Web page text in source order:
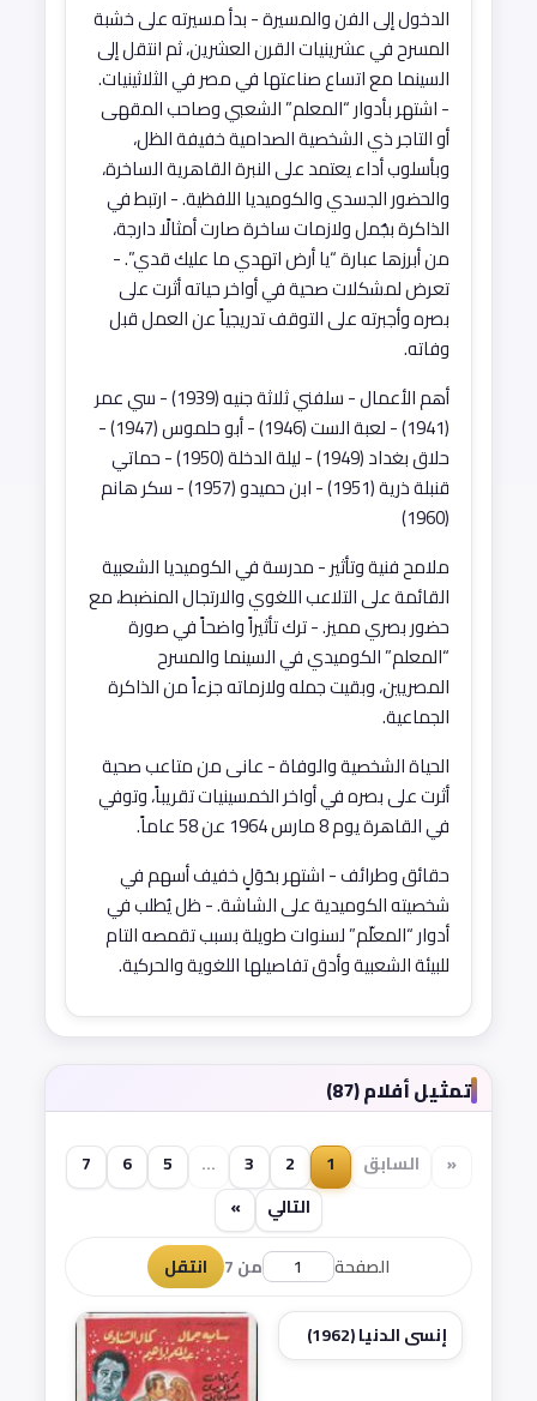
الدخول إلى الفن والمسيرة - بدأ مسيرته على خشبة
المسرح في عشرينيات القرن العشرين، ثم انتقل إلى
السينما مع اتساع صناعتها في مصر في الثلاثينيات.
- اشتهر بأدوار “المعلم” الشعبي وصاحب المقهى
أو التاجر ذي الشخصية الصدامية خفيفة الظل،
وبأسلوب أداء يعتمد على النبرة القاهرية الساخرة،
والحضور الجسدي والكوميديا اللفظية. - ارتبط في
الذاكرة بجُمل ولازمات ساخرة صارت أمثالًا دارجة،
من أبرزها عبارة “يا أرض اتهدي ما عليك قدي”. -
تعرض لمشكلات صحية في أواخر حياته أثرت على
بصره وأجبرته على التوقف تدريجياً عن العمل قبل
وفاته.
أهم الأعمال - سلفني ثلاثة جنيه (1939) - سي عمر
(1941) - لعبة الست (1946) - أبو حلموس (1947) -
حلاق بغداد (1949) - ليلة الدخلة (1950) - حماتي
قنبلة ذرية (1951) - ابن حميدو (1957) - سكر هانم
(1960)
ملامح فنية وتأثير - مدرسة في الكوميديا الشعبية
القائمة على التلاعب اللغوي والارتجال المنضبط، مع
حضور بصري مميز. - ترك تأثيراً واضحاً في صورة
“المعلم” الكوميدي في السينما والمسرح
المصريين، وبقيت جمله ولازماته جزءاً من الذاكرة
الجماعية.
الحياة الشخصية والوفاة - عانى من متاعب صحية
أثرت على بصره في أواخر الخمسينيات تقريباً، وتوفي
في القاهرة يوم 8 مارس 1964 عن 58 عاماً.
حقائق وطرائف - اشتهر بحَوَلٍ خفيف أسهم في
شخصيته الكوميدية على الشاشة. - ظل يُطلب في
أدوار “المعلّم” لسنوات طويلة بسبب تقمصه التام
للبيئة الشعبية وأدق تفاصيلها اللغوية والحركية.
تمثيل أفلام (87)
« السابق 1
2
3
...
5
6
7
التالي
»
الصفحة
من 7 انتقل
إنسى الدنيا (1962)